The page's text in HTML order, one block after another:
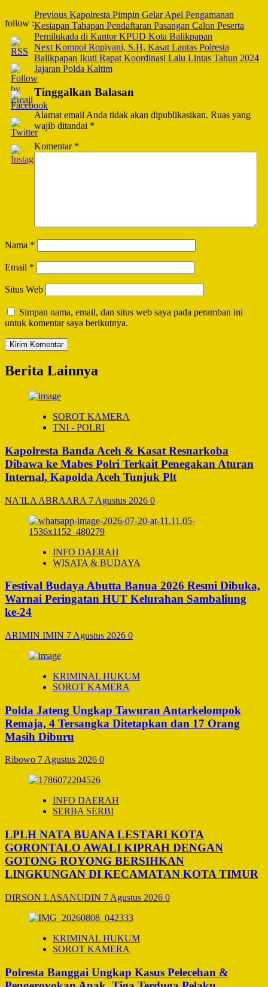
follow :
Post
Navigation
Previous Kapolresta Pimpin Gelar Apel Pengamanan
Kesiapan Tahapan Pendaftaran Pasangan Calon Peserta
Pemilukada di Kantor KPUD Kota Balikpapan
Next Kompol Ropiyani, S.H, Kasat Lantas Polresta
Balikpapan Ikuti Rapat Koordinasi Lalu Lintas Tahun 2024
Jajaran Polda Kaltim
Tinggalkan Balasan
Alamat email Anda tidak akan dipublikasikan. Ruas yang
wajib ditandai *
Komentar *
Nama *
Email *
Situs Web
Simpan nama, email, dan situs web saya pada peramban ini
untuk komentar saya berikutnya.
Berita Lainnya
SOROT KAMERA
TNI - POLRI
Kapolresta Banda Aceh & Kasat Resnarkoba
Dibawa ke Mabes Polri Terkait Penegakan Aturan
Internal, Kapolda Aceh Tunjuk Plt
NA'ILA ABRAARA 7 Agustus 2026 0
INFO DAERAH
WISATA & BUDAYA
Festival Budaya Abutta Banua 2026 Resmi Dibuka,
Warnai Peringatan HUT Kelurahan Sambaliung
ke-24
ARIMIN IMIN 7 Agustus 2026 0
KRIMINAL HUKUM
SOROT KAMERA
Polda Jateng Ungkap Tawuran Antarkelompok
Remaja, 4 Tersangka Ditetapkan dan 17 Orang
Masih Diburu
Ribowo 7 Agustus 2026 0
INFO DAERAH
SERBA SERBI
LPLH NATA BUANA LESTARI KOTA
GORONTALO AWALI KIPRAH DENGAN
GOTONG ROYONG BERSIHKAN
LINGKUNGAN DI KECAMATAN KOTA TIMUR
DIRSON LASANUDIN 7 Agustus 2026 0
KRIMINAL HUKUM
SOROT KAMERA
Polresta Banggai Ungkap Kasus Pelecehan &